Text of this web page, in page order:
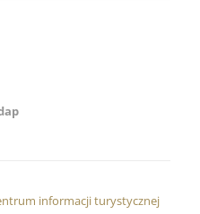
informacji turystycznej